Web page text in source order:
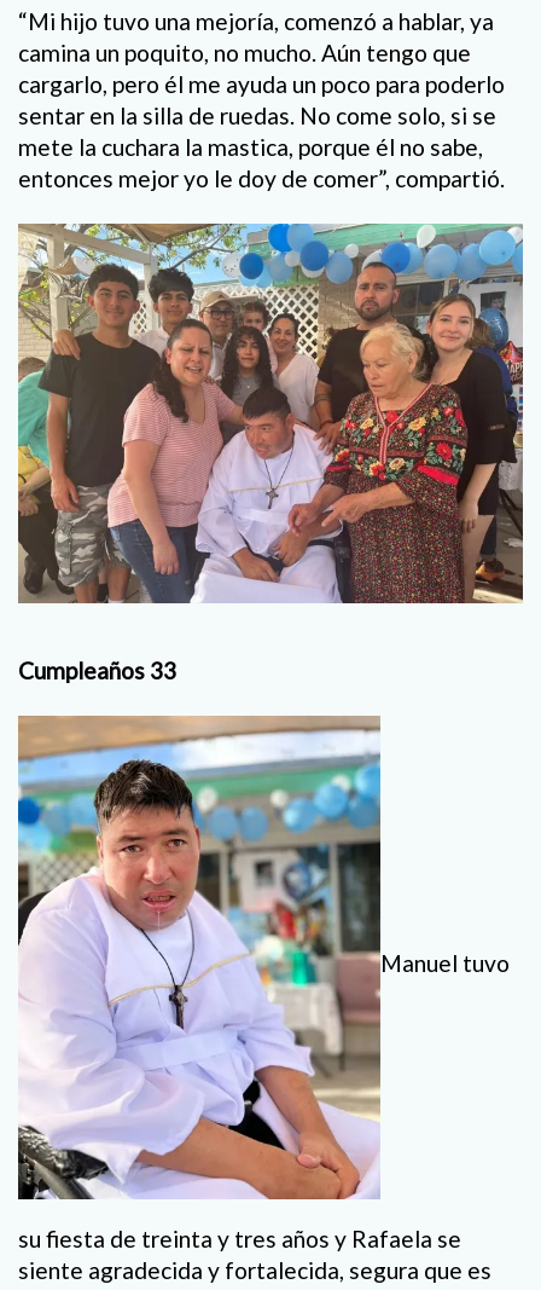
“Mi hijo tuvo una mejoría, comenzó a hablar, ya
camina un poquito, no mucho. Aún tengo que
cargarlo, pero él me ayuda un poco para poderlo
sentar en la silla de ruedas. No come solo, si se
mete la cuchara la mastica, porque él no sabe,
entonces mejor yo le doy de comer”, compartió.
Cumpleaños 33
Manuel tuvo
su fiesta de treinta y tres años y Rafaela se
siente agradecida y fortalecida, segura que es